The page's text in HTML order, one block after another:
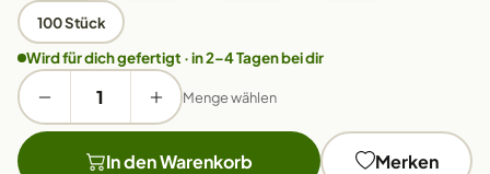
100 Stück
Wird für dich gefertigt · in 2–4 Tagen bei dir
Menge wählen
In den Warenkorb Merken